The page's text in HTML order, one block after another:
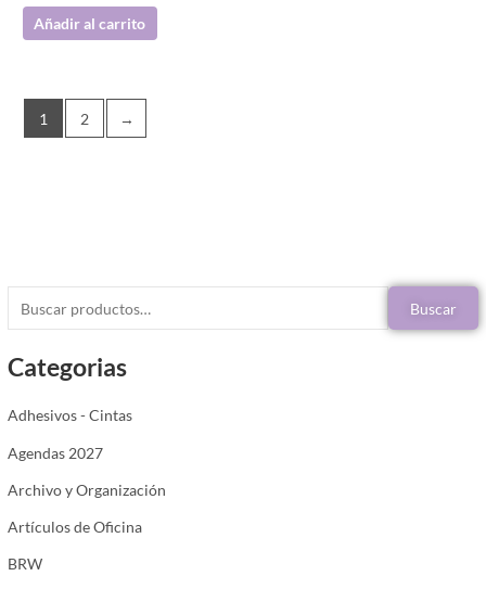
Buscar
Categorias
Adhesivos - Cintas
Agendas 2027
Archivo y Organización
Artículos de Oficina
BRW
Añadir al carrito
1 2 →